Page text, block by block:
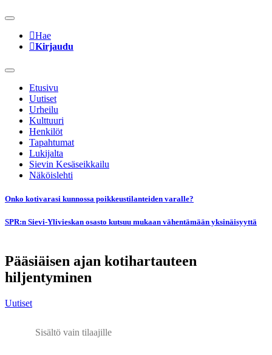
Hae
Kirjaudu
Etusivu
Uutiset
Urheilu
Kulttuuri
Henkilöt
Tapahtumat
Lukijalta
Sievin Kesäseikkailu
Näköislehti
Onko kotivarasi kunnossa poikkeustilanteiden varalle?
SPR:n Sievi-Ylivieskan osasto kutsuu mukaan vähentämään yksinäisyyttä
Pääsiäisen ajan kotihartauteen
hiljentyminen
Uutiset
Sisältö vain tilaajille